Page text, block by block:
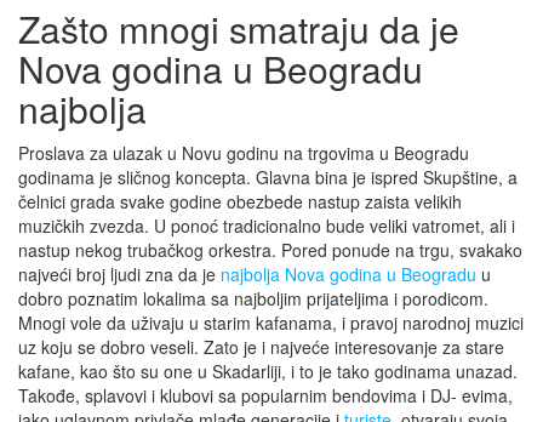
Zašto mnogi smatraju da je
Nova godina u Beogradu
najbolja
Proslava za ulazak u Novu godinu na trgovima u Beogradu
godinama je sličnog koncepta. Glavna bina je ispred Skupštine, a
čelnici grada svake godine obezbede nastup zaista velikih
muzičkih zvezda. U ponoć tradicionalno bude veliki vatromet, ali i
nastup nekog trubačkog orkestra. Pored ponude na trgu, svakako
najveći broj ljudi zna da je najbolja Nova godina u Beogradu u
dobro poznatim lokalima sa najboljim prijateljima i porodicom.
Mnogi vole da uživaju u starim kafanama, i pravoj narodnoj muzici
uz koju se dobro veseli. Zato je i najveće interesovanje za stare
kafane, kao što su one u Skadarliji, i to je tako godinama unazad.
Takođe, splavovi i klubovi sa popularnim bendovima i DJ- evima,